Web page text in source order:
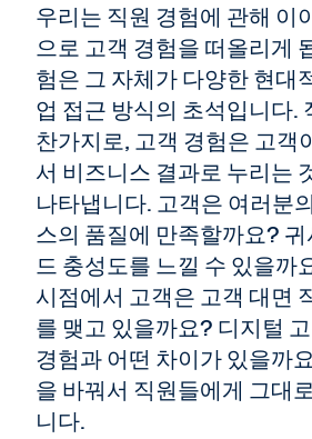
우리는 직원 경험에 관해 이
으로 고객 경험을 떠올리게
험은 그 자체가 다양한 현대
업 접근 방식의 초석입니다.
찬가지로, 고객 경험은 고객
서 비즈니스 결과로 누리는
나타냅니다. 고객은 여러분
스의 품질에 만족할까요?
드 충성도를 느낄 수 있을까
시점에서 고객은 고객 대면
를 맺고 있을까요? 디지털
경험과 어떤 차이가 있을까
을 바꿔서 직원들에게 그대
니다.